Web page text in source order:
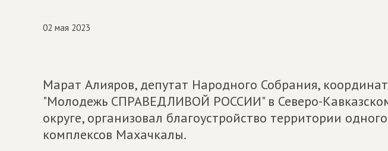
02 мая 2023
Марат Алияров, депутат Народного Собрания,
"Молодежь СПРАВЕДЛИВОЙ РОССИИ" в Северо-
округе, организовал благоустройство территории
комплексов Махачкалы.